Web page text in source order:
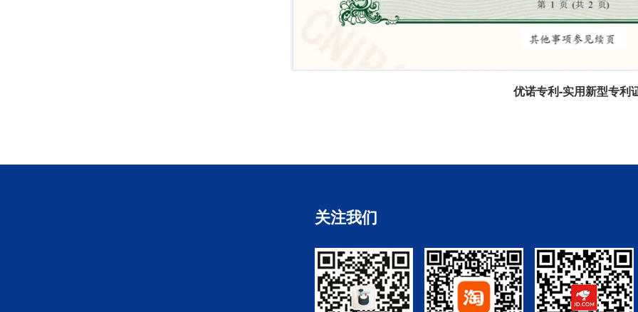
优诺专利-实用新型专利
关注我们